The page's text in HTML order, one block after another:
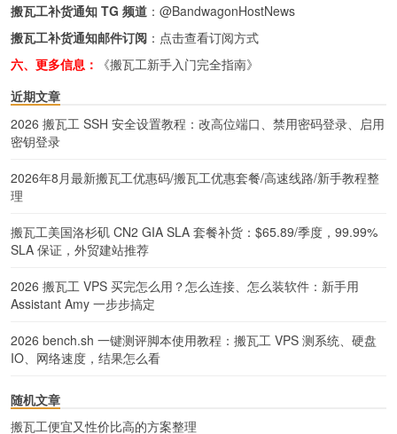
搬瓦工补货通知 TG 频道 ： @BandwagonHostNews
搬瓦工补货通知邮件订阅 ： 点击查看订阅方式
六、更多信息：
《搬瓦工新手入门完全指南》
近期文章
2026 搬瓦工 SSH 安全设置教程：改高位端口、禁用密码登录、启用
密钥登录
2026年8月最新搬瓦工优惠码/搬瓦工优惠套餐/高速线路/新手教程整
理
搬瓦工美国洛杉矶 CN2 GIA SLA 套餐补货：$65.89/季度，99.99%
SLA 保证，外贸建站推荐
2026 搬瓦工 VPS 买完怎么用？怎么连接、怎么装软件：新手用
Assistant Amy 一步步搞定
2026 bench.sh 一键测评脚本使用教程：搬瓦工 VPS 测系统、硬盘
IO、网络速度，结果怎么看
随机文章
搬瓦工便宜又性价比高的方案整理